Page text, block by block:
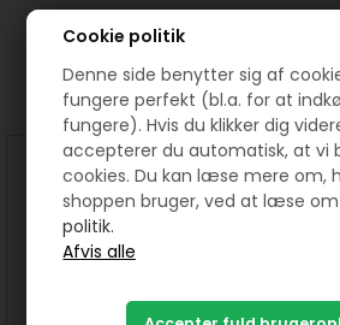
Cookie politik
Denne side benytter sig af
fungere perfekt (bl.a. for at
fungere). Hvis du klikker dig
accepterer du automatisk, at vi
cookies. Du kan læse mere om,
shoppen bruger, ved at læse
politik.
Prøv lige at se